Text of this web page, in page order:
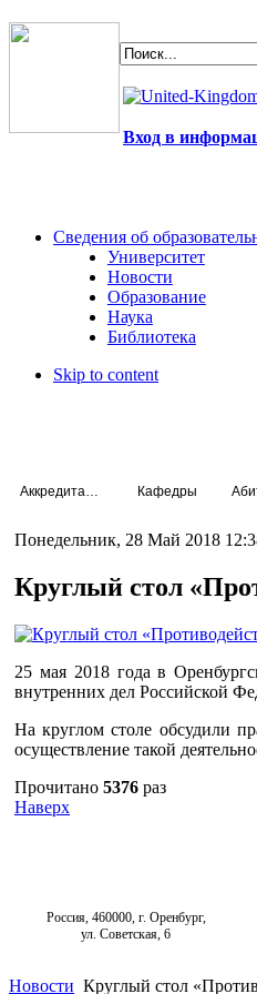
Вход в
Сведения об
Университет
Новости
Образование
Наука
Библиотека
Skip to content
Кафедры
Понедельник, 28 Май 2018
Круглый стол
25 мая 2018 года в
внутренних дел Российской
На круглом столе обсудили
осуществление такой
Прочитано 5376 раз
Наверх
Россия, 460000, г. Оренбург,
ул. Советская, 6
Новости Круглый стол